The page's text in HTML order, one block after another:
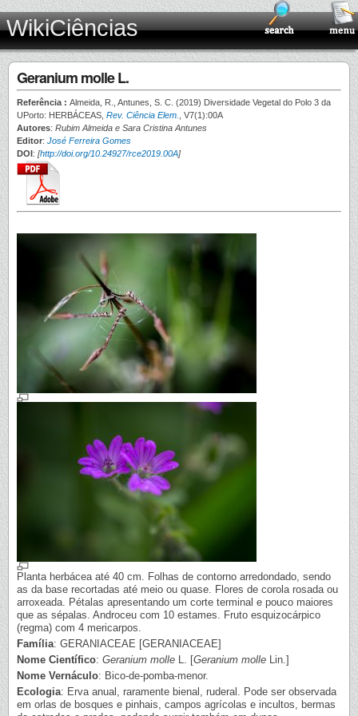
WikiCiências
Geranium molle L.
Referência : Almeida, R., Antunes, S. C. (2019) Diversidade Vegetal do Polo 3 da
UPorto: HERBÁCEAS, Rev. Ciência Elem.
, V7(1):00A
Autores: Rubim Almeida e Sara Cristina Antunes
Editor: José Ferreira Gomes
DOI: [http://doi.org/10.24927/rce2019.00A]
Planta herbácea até 40 cm. Folhas de contorno arredondado, sendo
as da base recortadas até meio ou quase. Flores de corola rosada ou
arroxeada. Pétalas apresentando um corte terminal e pouco maiores
que as sépalas. Androceu com 10 estames. Fruto esquizocárpico
(regma) com 4 mericarpos.
Família: GERANIACEAE [GERANIACEAE]
Nome Científico: Geranium molle L. [Geranium molle Lin.]
Nome Vernáculo: Bico-de-pomba-menor.
Ecologia: Erva anual, raramente bienal, ruderal. Pode ser observada
em orlas de bosques e pinhais, campos agrícolas e incultos, bermas